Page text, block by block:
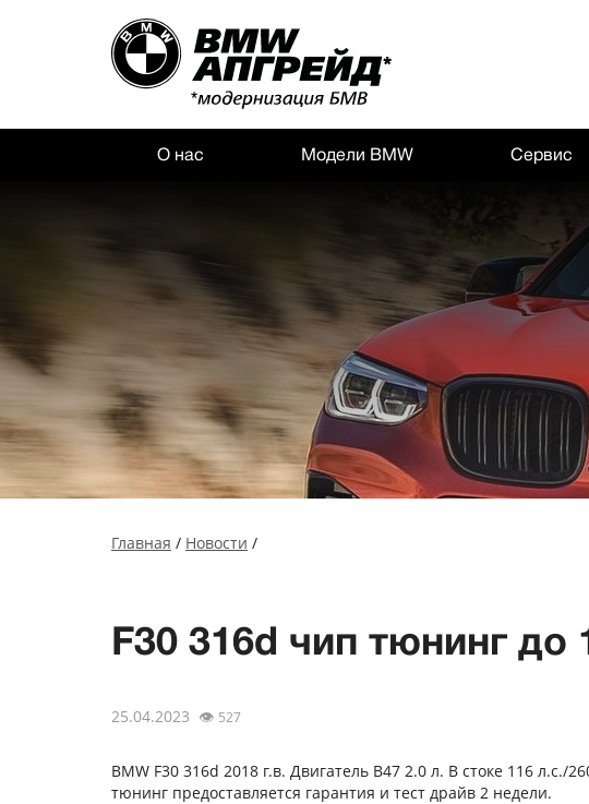
О нас Модели BMW Сервис
Главная / Новости /
F30 316d чип тюнинг до
25.04.2023 👁 527
BMW F30 316d 2018 г.в. Двигатель B47 2.0 л. В стоке 116
тюнинг предоставляется гарантия и тест драйв 2 недели.